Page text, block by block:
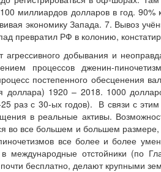
миллиардов долларов в год. 90%
экономику Запада. 7. Вывоз
превратил РФ в колонию,
добывания и
процессов дженин-
постепенного обесценения
1920 – 2018. 1000
раз с 30-ых годов). В связи с
в реальные активы.
все большем и большем размере,
все более и более
отстойники (по
бесплатно, делают крупными